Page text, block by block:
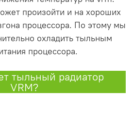
произойти и на хороших
процессора. По этому мы
охладить тыльным
процессора.
тыльный радиатор
VRM?